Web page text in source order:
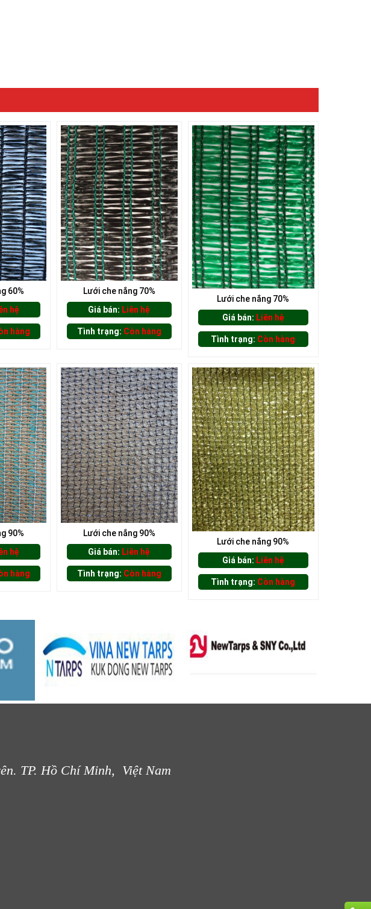
60%
hệ
hàng
Lưới che nắng 70%
Giá bán: Liên hệ
Tình trạng: Còn hàng
Lưới che nắng 70%
Giá bán: Liên hệ
Tình trạng: Còn hàng
90%
hệ
hàng
Lưới che nắng 90%
Giá bán: Liên hệ
Tình trạng: Còn hàng
Lưới che nắng 90%
Giá bán: Liên hệ
Tình trạng: Còn hàng
TP. Hồ Chí Minh, Việt Nam